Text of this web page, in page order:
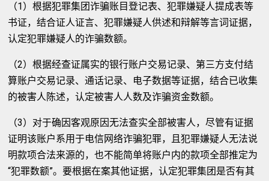
（1）根据犯罪集团诈骗账目登记表、犯罪嫌疑人提成表等
书证，结合证人证言、犯罪嫌疑人供述和辩解等言词证据，
认定犯罪嫌疑人的诈骗数额。
（2）根据经查证属实的银行账户交易记录、第三方支付结
算账户交易记录、通话记录、电子数据等证据，结合已收集
的被害人陈述，认定被害人人数及诈骗资金数额。
（3）对于确因客观原因无法查实全部被害人，尽管有证据
证明该账户系用于电信网络诈骗犯罪，且犯罪嫌疑人无法说
明款项合法来源的，也不能简单将账户内的款项全部推定为
“犯罪数额”。要根据在案其他证据，认定犯罪集团是否有其